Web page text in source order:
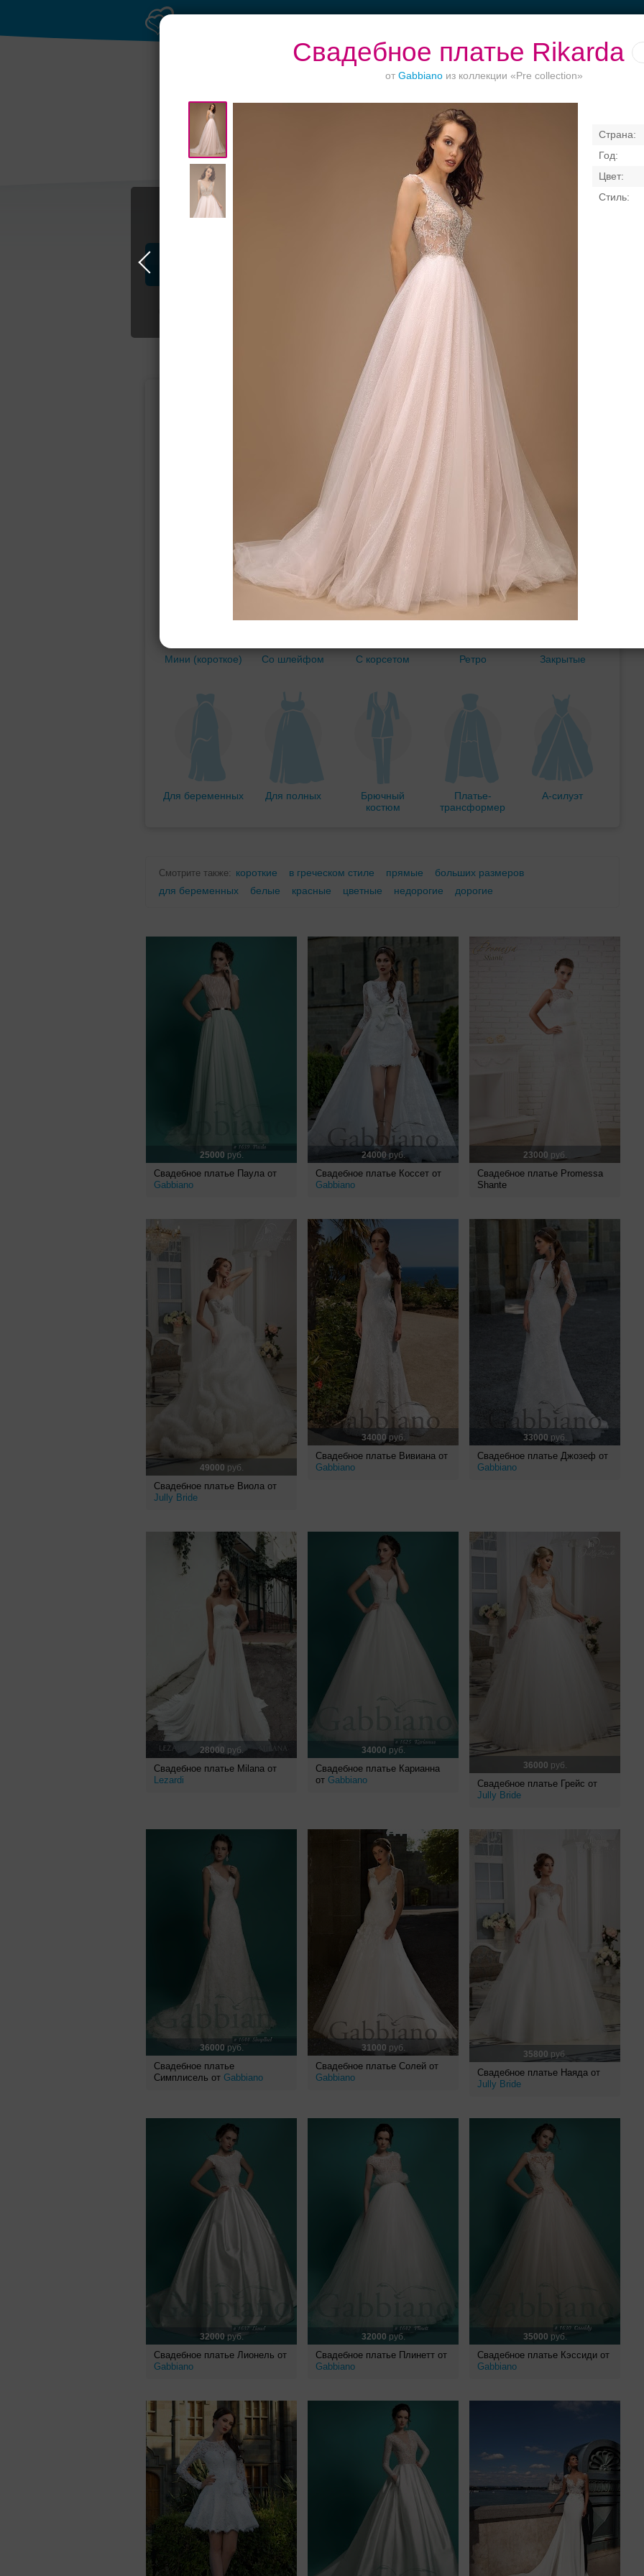
Свадебное платье Rikarda
от Gabbianoиз коллекции «Pre collection»
Банкетный зал при
Рестораны с
верандами
Свадебные платья Банкет
Подбор свадебного платья
По стилю
Прямое Русалка Бальное
Мини (короткое) Со шлейфом С корсетом Ретро Закрытые
Для беременных Для полных
Брючный
костюм
Платье-
трансформер
А-силуэт
Смотрите также: короткие в греческом стиле прямые
больших размеров
для беременных
белые красные цветные недорогие дорогие
25000 руб.
Свадебное платье Паула от
Gabbiano
24000руб.
Свадебное платье Коссет от
Gabbiano
23000 руб.
Свадебное платье Promessa
Shante
49000 руб.
Свадебное платье Виола от
Jully Bride
34000руб.
Свадебное платье Вивиана от
Gabbiano
33000 руб.
Свадебное платье Джозеф от
Gabbiano
28000 руб.
Свадебное платье Milana от
Lezardi
34000 руб.
Свадебное платье Карианна
от Gabbiano
36000 руб.
Свадебное платье Грейс от
Jully Bride
36000 руб.
Свадебное платье
Симплисель от Gabbiano
31000 руб.
Свадебное платье Солей от
Gabbiano
35800 руб.
Свадебное платье Наяда от
Jully Bride
32000руб.
Свадебное платье Лионель от
Gabbiano
32000 руб.
Свадебное платье Плинетт от
Gabbiano
35000 руб.
Свадебное платье Кэссиди от
Gabbiano